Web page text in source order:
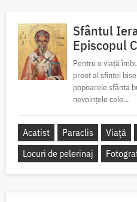
Sfântul
Episcopul
Pentru o viață
preot al sfintei
popoarele sfânta
nevoințele cele...
Acatist Paraclis Viață
Locuri de pelerinaj